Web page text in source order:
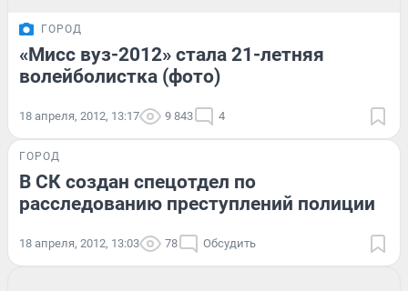
ГОРОД
«Мисс вуз-2012» стала 21-летняя
волейболистка (фото)
18 апреля, 2012, 13:17 9 843 4
ГОРОД
В СК создан спецотдел по
расследованию преступлений полиции
18 апреля, 2012, 13:03 78 Обсудить